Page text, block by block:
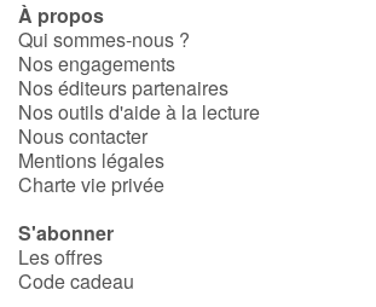
À propos
Qui sommes-nous ?
Nos engagements
Nos éditeurs partenaires
Nos outils d'aide à la lecture
Nous contacter
Mentions légales
Charte vie privée
S'abonner
Les offres
Code cadeau